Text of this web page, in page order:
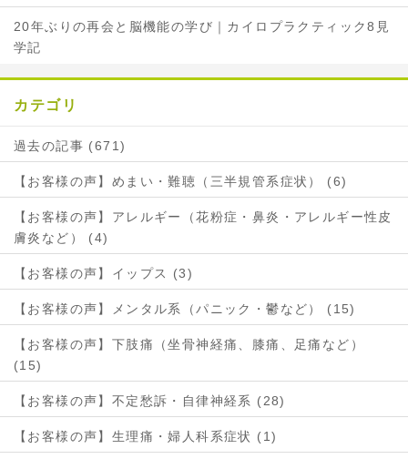
20年ぶりの再会と脳機能の学び｜カイロプラクティック8見
学記
カテゴリ
過去の記事 (671)
【お客様の声】めまい・難聴（三半規管系症状） (6)
【お客様の声】アレルギー（花粉症・鼻炎・アレルギー性皮
膚炎など） (4)
【お客様の声】イップス (3)
【お客様の声】メンタル系（パニック・鬱など） (15)
【お客様の声】下肢痛（坐骨神経痛、膝痛、足痛など）
(15)
【お客様の声】不定愁訴・自律神経系 (28)
【お客様の声】生理痛・婦人科系症状 (1)